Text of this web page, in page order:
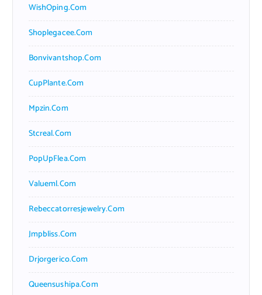
WishOping.com
Shoplegacee.com
Bonvivantshop.com
CupPlante.com
Mpzin.com
Stcreal.com
PopUpFlea.com
Valueml.com
Rebeccatorresjewelry.com
Jmpbliss.com
Drjorgerico.com
Queensushipa.com